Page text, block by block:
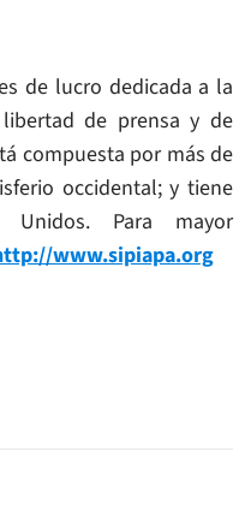
de lucro dedicada a la
de prensa y de
compuesta por más de
occidental; y tiene
Para mayor
www.sipiapa.org